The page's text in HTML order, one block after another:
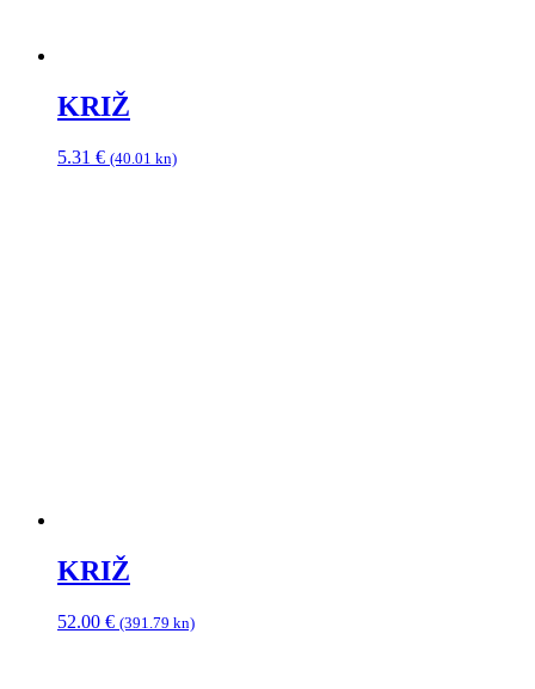
KRIŽ
5.31 € (40.01 kn)
KRIŽ
52.00 € (391.79 kn)